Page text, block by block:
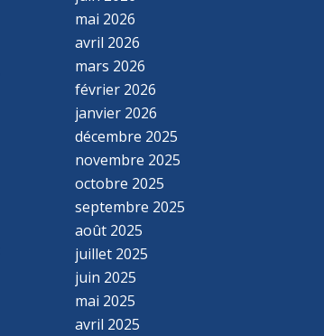
mai 2026
avril 2026
mars 2026
février 2026
janvier 2026
décembre 2025
novembre 2025
octobre 2025
septembre 2025
août 2025
juillet 2025
juin 2025
mai 2025
avril 2025